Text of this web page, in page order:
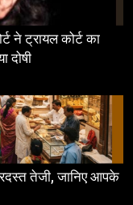
ने ट्रायल कोर्ट का
दोषी
तेजी, जानिए आपके